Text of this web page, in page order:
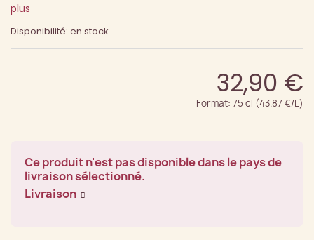
plus
Disponibilité: en stock
32,90 €
Format: 75 cl (43.87 €/L)
Ce produit n'est pas disponible dans le pays de
livraison sélectionné.
Livraison